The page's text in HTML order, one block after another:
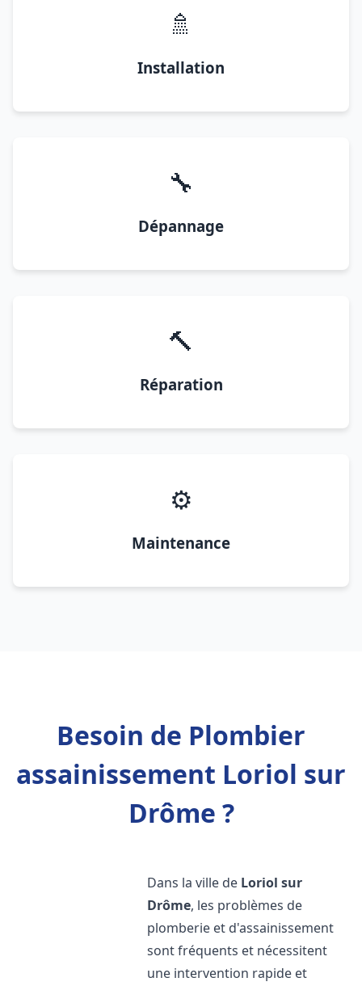
🚿
Installation
🔧
Dépannage
🔨
Réparation
⚙️
Maintenance
Besoin de Plombier
assainissement Loriol sur
Drôme ?
Dans la ville de Loriol sur
Drôme, les problèmes de
plomberie et d'assainissement
sont fréquents et nécessitent
une intervention rapide et